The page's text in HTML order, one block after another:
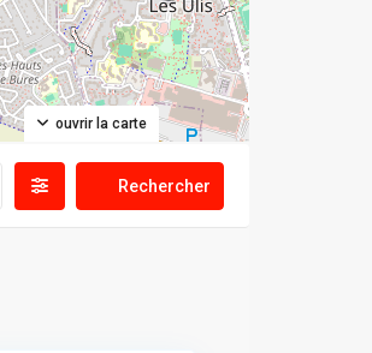
ouvrir la carte